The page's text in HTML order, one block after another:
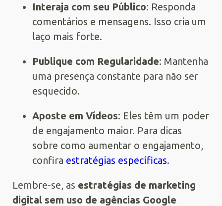
Interaja com seu Público: Responda
comentários e mensagens. Isso cria um
laço mais forte.
Publique com Regularidade: Mantenha
uma presença constante para não ser
esquecido.
Aposte em Vídeos: Eles têm um poder
de engajamento maior. Para dicas
sobre como aumentar o engajamento,
confira estratégias específicas.
Lembre-se, as estratégias de marketing
digital sem uso de agências Google